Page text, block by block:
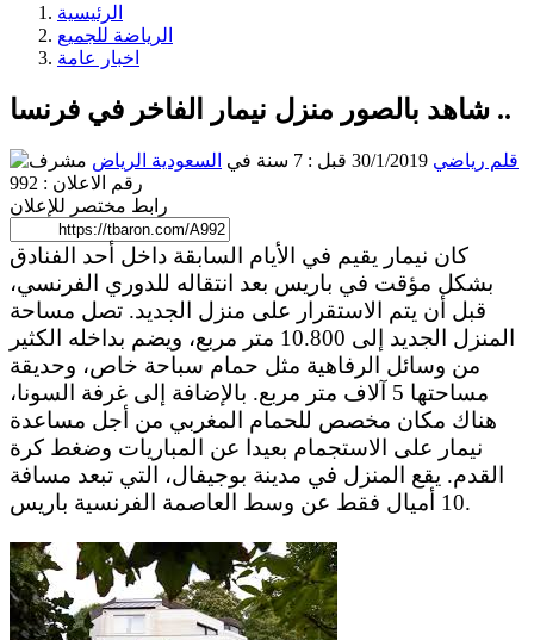
الرئيسية
الرياضة للجميع
اخبار عامة
شاهد بالصور منزل نيمار الفاخر في فرنسا ..
قلم رياضي 30/1/2019 قبل : 7 سنة في السعودية الرياض
رقم الاعلان : 992
رابط مختصر للإعلان
كان نيمار يقيم في الأيام السابقة داخل أحد الفنادق
بشكل مؤقت في باريس بعد انتقاله للدوري الفرنسي،
قبل أن يتم الاستقرار على منزل الجديد. تصل مساحة
المنزل الجديد إلى 10.800 متر مربع، ويضم بداخله الكثير
من وسائل الرفاهية مثل حمام سباحة خاص، وحديقة
مساحتها 5 آلاف متر مربع. بالإضافة إلى غرفة السونا،
هناك مكان مخصص للحمام المغربي من أجل مساعدة
نيمار على الاستجمام بعيدا عن المباريات وضغط كرة
القدم. يقع المنزل في مدينة بوجيفال، التي تبعد مسافة
10 أميال فقط عن وسط العاصمة الفرنسية باريس.